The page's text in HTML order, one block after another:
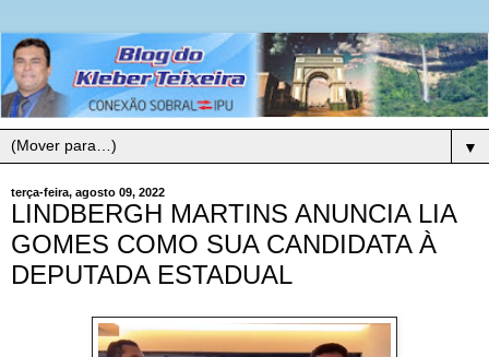
▼
terça-feira, agosto 09, 2022
LINDBERGH MARTINS ANUNCIA LIA
GOMES COMO SUA CANDIDATA À
DEPUTADA ESTADUAL